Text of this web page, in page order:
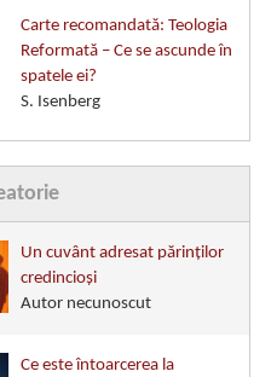
Carte recomandată: Teologia
Reformată – Ce se ascunde în
spatele ei?
S. Isenberg
Un cuvânt adresat părinţilor
credincioşi
Autor necunoscut
Ce este întoarcerea la